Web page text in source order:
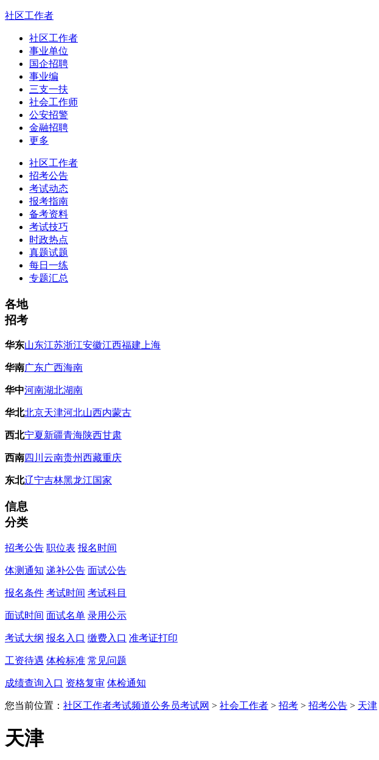
社区工作者
社区工作者
事业单位
国企招聘
事业编
三支一扶
社会工作师
公安招警
金融招聘
更多
社区工作者
招考公告
考试动态
报考指南
备考资料
考试技巧
时政热点
真题试题
每日一练
专题汇总
各地
招考
华东山东江苏浙江安徽江西福建上海
华南广东广西海南
华中河南湖北湖南
华北北京天津河北山西内蒙古
西北宁夏新疆青海陕西甘肃
西南四川 云南贵州西藏重庆
东北辽宁吉林黑龙江国家
信息
分类
招考公告 职位表 报名时间
体测通知 递补公告 面试公告
报名条件 考试时间 考试科目
面试时间 面试名单 录用公示
考试大纲 报名入口 缴费入口 准考证打印
工资待遇 体检标准 常见问题
成绩查询入口 资格复审 体检通知
您当前位置： 社区工作者考试频道公务员考试网 > 社会工作者 > 招考 > 招考公告 > 天津
天津